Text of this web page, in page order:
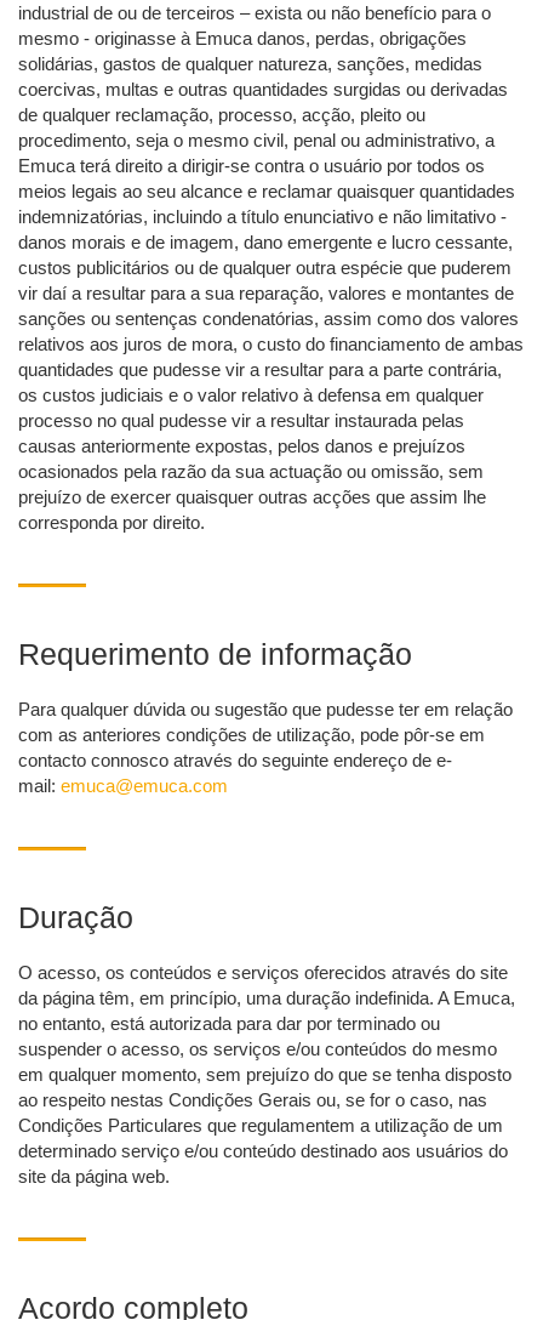
industrial de ou de terceiros – exista ou não benefício para o
mesmo - originasse à Emuca danos, perdas, obrigações
solidárias, gastos de qualquer natureza, sanções, medidas
coercivas, multas e outras quantidades surgidas ou derivadas
de qualquer reclamação, processo, acção, pleito ou
procedimento, seja o mesmo civil, penal ou administrativo, a
Emuca terá direito a dirigir-se contra o usuário por todos os
meios legais ao seu alcance e reclamar quaisquer quantidades
indemnizatórias, incluindo a título enunciativo e não limitativo -
danos morais e de imagem, dano emergente e lucro cessante,
custos publicitários ou de qualquer outra espécie que puderem
vir daí a resultar para a sua reparação, valores e montantes de
sanções ou sentenças condenatórias, assim como dos valores
relativos aos juros de mora, o custo do financiamento de ambas
quantidades que pudesse vir a resultar para a parte contrária,
os custos judiciais e o valor relativo à defensa em qualquer
processo no qual pudesse vir a resultar instaurada pelas
causas anteriormente expostas, pelos danos e prejuízos
ocasionados pela razão da sua actuação ou omissão, sem
prejuízo de exercer quaisquer outras acções que assim lhe
corresponda por direito.
Requerimento de informação
Para qualquer dúvida ou sugestão que pudesse ter em relação
com as anteriores condições de utilização, pode pôr-se em
contacto connosco através do seguinte endereço de e-
mail: emuca@emuca.com
Duração
O acesso, os conteúdos e serviços oferecidos através do site
da página têm, em princípio, uma duração indefinida. A Emuca,
no entanto, está autorizada para dar por terminado ou
suspender o acesso, os serviços e/ou conteúdos do mesmo
em qualquer momento, sem prejuízo do que se tenha disposto
ao respeito nestas Condições Gerais ou, se for o caso, nas
Condições Particulares que regulamentem a utilização de um
determinado serviço e/ou conteúdo destinado aos usuários do
site da página web.
Acordo completo